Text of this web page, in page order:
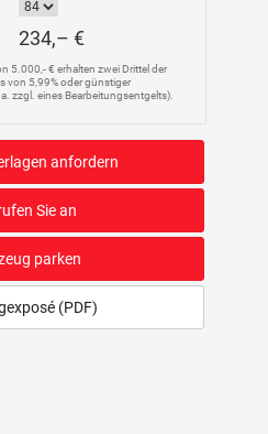
234,– €
5.000,- € erhalten zwei Drittel der
von 5,99% oder günstiger
zzgl. eines Bearbeitungsentgelts).
anfordern
Sie an
parken
(PDF)